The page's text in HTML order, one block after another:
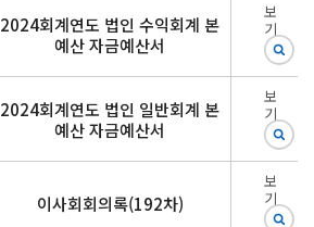
2024회계연도 법인 수익회계 본
예산 자금예산서
보
기
2024회계연도 법인 일반회계 본
예산 자금예산서
보
기
이사회회의록(192차)
보
기